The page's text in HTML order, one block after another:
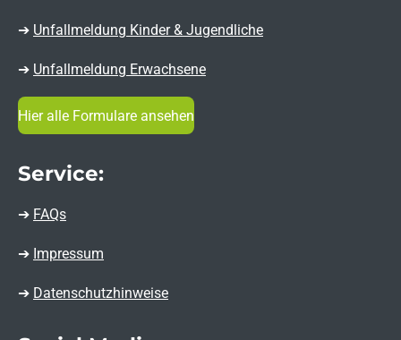
➔ Unfallmeldung Kinder & Jugendliche
➔ Unfallmeldung Erwachsene
Hier alle Formulare ansehen
Service:
➔ FAQs
➔ Impressum
➔ Datenschutzhinweise